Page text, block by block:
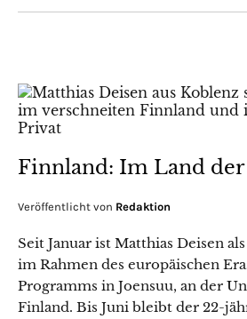
Finnland: Im Land der
Veröffentlicht von Redaktion
Seit Januar ist Matthias Deisen
im Rahmen des europäischen
Programms in Joensuu, an der
Finland. Bis Juni bleibt der 22-